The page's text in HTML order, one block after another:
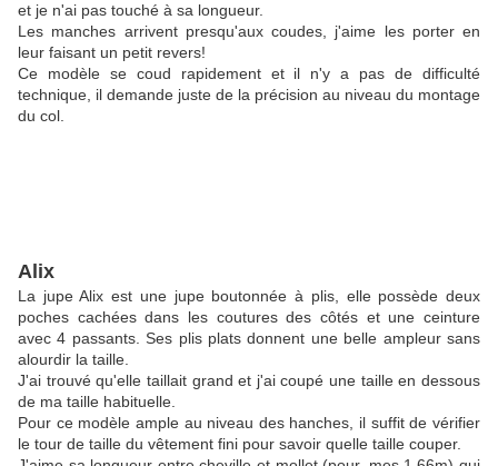
et je n'ai pas touché à sa longueur.
Les manches arrivent presqu'aux coudes, j'aime les porter en
leur faisant un petit revers!
Ce modèle se coud rapidement et il n'y a pas de difficulté
technique, il demande juste de la précision au niveau du montage
du col.
Alix
La jupe Alix est une jupe boutonnée à plis, elle possède deux
poches cachées dans les coutures des côtés et une ceinture
avec 4 passants. Ses plis plats donnent une belle ampleur sans
alourdir la taille.
J'ai trouvé qu'elle taillait grand et j'ai coupé une taille en dessous
de ma taille habituelle.
Pour ce modèle ample au niveau des hanches, il suffit de vérifier
le tour de taille du vêtement fini pour savoir quelle taille couper.